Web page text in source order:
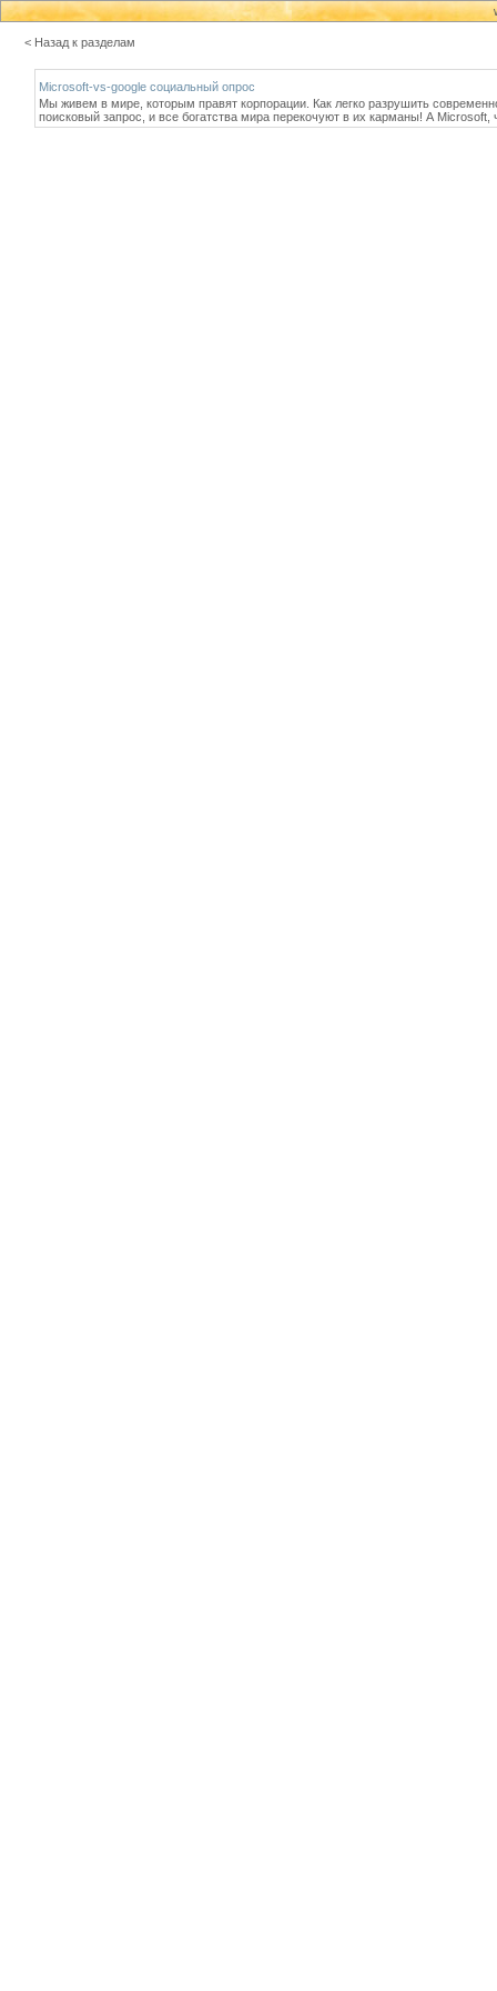
< Назад к разделам
Microsoft-vs-google социальный опрос
Мы живем в мире, которым правят корпорации. Как легко разрушить
поисковый запрос, и все богатства мира перекочуют в их карманы! А